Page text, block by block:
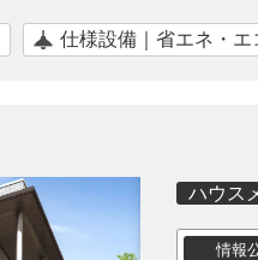
仕様設備｜省エネ・エ
ハウス
情報